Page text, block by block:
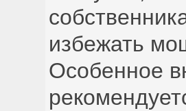
избежать
Особенное